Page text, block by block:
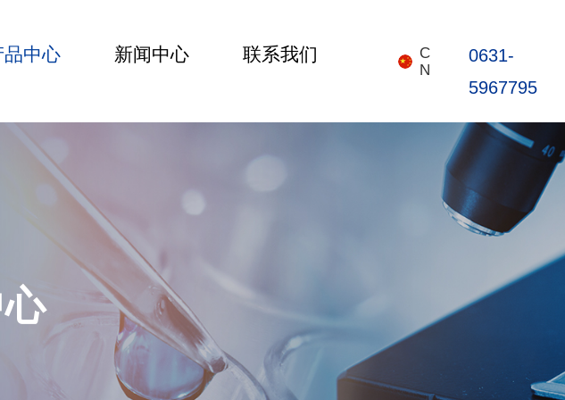
品中心 新闻中心 联系我们
C
N
0631-
5967795
CN
关于我们
新闻中心
联系我们